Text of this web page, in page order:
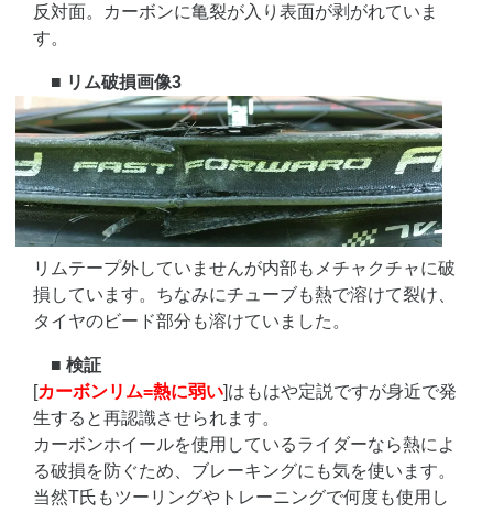
反対面。カーボンに亀裂が入り表面が剥がれていま
す。
■ リム破損画像3
リムテープ外していませんが内部もメチャクチャに破
損しています。ちなみにチューブも熱で溶けて裂け、
タイヤのビード部分も溶けていました。
■ 検証
[カーボンリム=熱に弱い]はもはや定説ですが身近で発
生すると再認識させられます。
カーボンホイールを使用しているライダーなら熱によ
る破損を防ぐため、ブレーキングにも気を使います。
当然T氏もツーリングやトレーニングで何度も使用し